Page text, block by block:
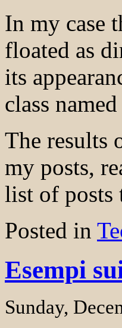
In my case
floated as
its
class
The results
my posts,
list of posts
Posted in
Esempi
Sunday,